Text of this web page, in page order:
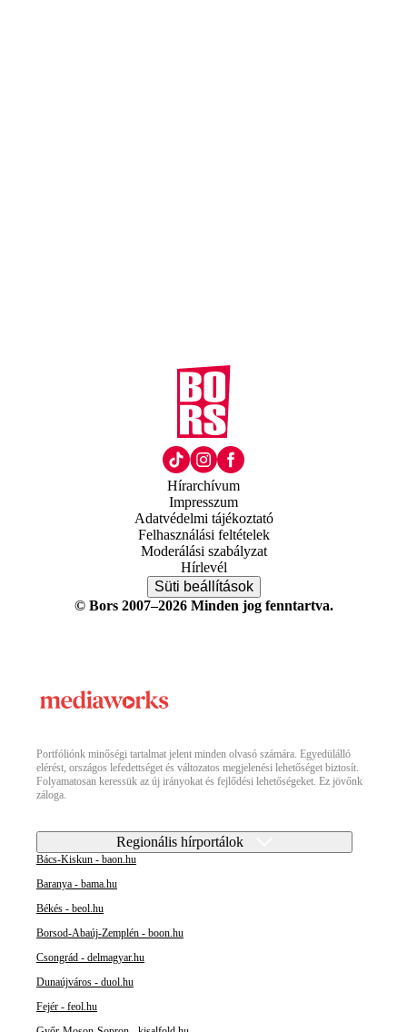
Hírarchívum
Impresszum
Adatvédelmi tájékoztató
Felhasználási feltételek
Moderálási szabályzat
Hírlevél
Süti beállítások
© Bors 2007–2026 Minden jog fenntartva.
Portfóliónk minőségi tartalmat jelent minden olvasó számára. Egyedülálló
elérést, országos lefedettséget és változatos megjelenési lehetőséget biztosít.
Folyamatosan keressük az új irányokat és fejlődési lehetőségeket. Ez jövőnk
záloga.
Regionális hírportálok
Bács-Kiskun - baon.hu
Baranya - bama.hu
Békés - beol.hu
Borsod-Abaúj-Zemplén - boon.hu
Csongrád - delmagyar.hu
Dunaújváros - duol.hu
Fejér - feol.hu